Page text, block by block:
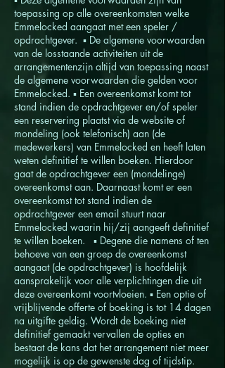
toepassing op alle overeenkomsten welke
Emmelocked aangaat met een speler /
opdrachtgever. ▪ De algemene voorwaarden
van de losstaande activiteiten uit de
arrangementenzijn altijd van toepassing naast
de algemene voorwaarden die gelden voor
Emmelocked. ▪ Een overeenkomst komt tot
stand indien de opdrachtgever en/of speler
een reservering plaatst via de website of
mondeling (ook telefonisch) aan (de
medewerkers) van Emmelocked en heeft laten
weten definitief te willen boeken. Hierdoor
gaat de opdrachtgever een (mondelinge)
overeenkomst aan. Daarnaast komt er een
overeenkomst tot stand indien de
opdrachtgever een email stuurt naar
Emmelocked waarin hij/zij aangeeft definitief
te willen boeken. ▪ Degene die namens of ten
behoeve van een groep de overeenkomst
aangaat (de opdrachtgever) is hoofdelijk
aansprakelijk voor alle verplichtingen die uit
deze overeenkomt voortvloeien. ▪ Een optie of
vrijblijvende offerte of boeking is tot 14 dagen
na uitgifte geldig. Wordt de boeking niet
definitief gemaakt vervallen de opties en
bestaat de kans dat het arrangement niet meer
mogelijk is op de gewenste dag of tijdstip.